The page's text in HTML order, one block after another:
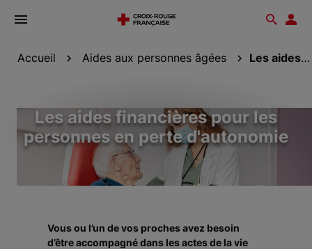
Ouvrir
Accueil Aides aux personnes âgées Les aides financières pour les personnes en perte...
Les aides financières pour les
personnes en perte d'autonomie
Vous ou l’un de vos proches avez besoin
d’être accompagné dans les actes de la vie